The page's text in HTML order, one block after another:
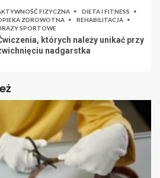
FIZYCZNA
DIETA I FITNESS
ZDROWOTNA
REHABILITACJA
SPORTOWE
których należy unikać przy
nadgarstka